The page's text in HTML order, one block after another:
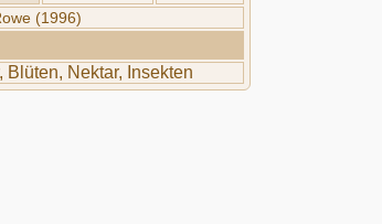
(1996)
Blüten, Nektar, Insekten